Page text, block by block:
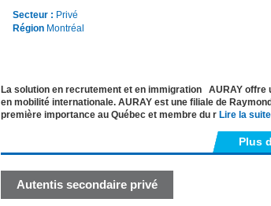
Secteur : Privé
Région Montréal
La solution en recrutement et en immigration AURAY
en mobilité internationale. AURAY est une filiale de
première importance au Québec et membre du r Lire la
Plus
Autentis secondaire privé